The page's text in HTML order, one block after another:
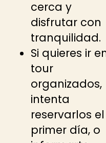
cerca y
disfrutar con
tranquilidad.
Si quieres ir
tour
organizados,
intenta
reservarlos el
primer día, o